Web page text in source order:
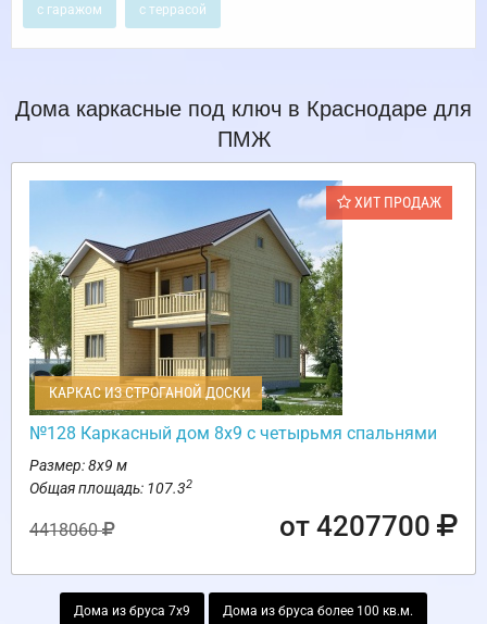
с гаражом с террасой
Дома каркасные под ключ в Краснодаре для
ПМЖ
ХИТ ПРОДАЖ
КАРКАС ИЗ СТРОГАНОЙ ДОСКИ
№128 Каркасный дом 8х9 с четырьмя спальнями
Размер: 8х9 м
Общая площадь: 107.32
4418060 от 4207700
Дома из бруса 7х9 Дома из бруса более 100 кв.м.